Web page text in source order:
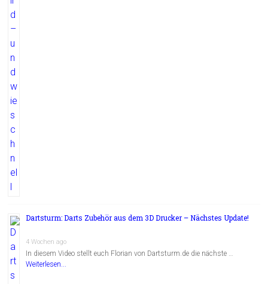
Dartsturm: Darts Zubehör aus dem 3D Drucker – Nächstes Update!
4 Wochen ago
In diesem Video stellt euch Florian von Dartsturm.de die nächste …
Weiterlesen...